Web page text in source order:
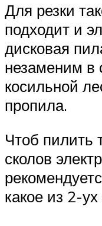
Для резки
подходит и
дисковая
незаменим в
косильной
пропила.
Чтоб пилить
сколов
какое из 2-